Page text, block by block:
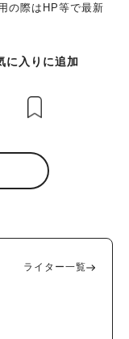
の際はHP等で最新
に入りに追加
ライター一覧